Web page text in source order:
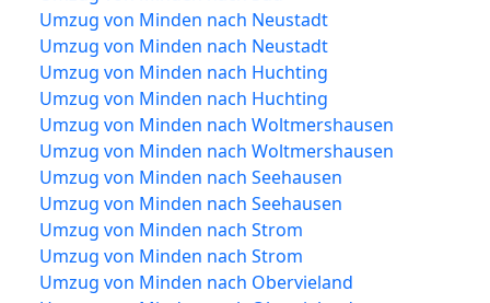
Umzug von Minden nach Neustadt
Umzug von Minden nach Neustadt
Umzug von Minden nach Huchting
Umzug von Minden nach Huchting
Umzug von Minden nach Woltmershausen
Umzug von Minden nach Woltmershausen
Umzug von Minden nach Seehausen
Umzug von Minden nach Seehausen
Umzug von Minden nach Strom
Umzug von Minden nach Strom
Umzug von Minden nach Obervieland